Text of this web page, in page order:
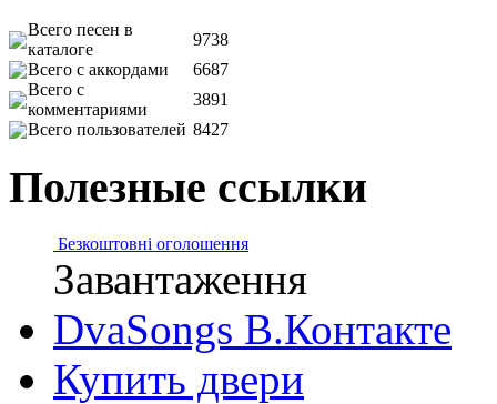
Всего песен в
каталоге
9738
Всего с аккордами
6687
Всего с
комментариями
3891
Всего пользователей 8427
Полезные ссылки
Безкоштовні оголошення
Завантаження
DvaSongs В.Контакте
Купить двери